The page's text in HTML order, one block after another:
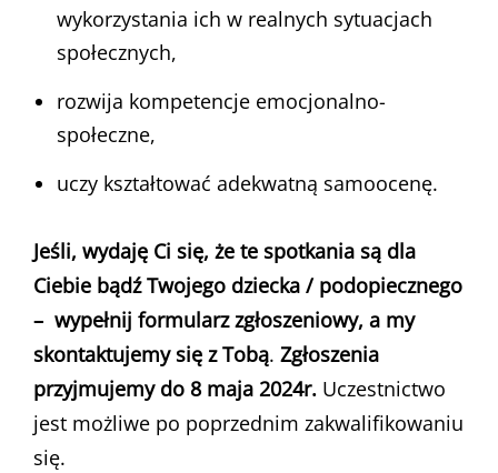
wykorzystania ich w realnych sytuacjach
społecznych,
rozwija kompetencje emocjonalno-
społeczne,
uczy kształtować adekwatną samoocenę.
Jeśli, wydaję Ci się, że te spotkania są dla
Ciebie bądź Twojego dziecka / podopiecznego
– wypełnij formularz zgłoszeniowy, a my
skontaktujemy się z Tobą. Zgłoszenia
przyjmujemy do 8 maja 2024r. Uczestnictwo
jest możliwe po poprzednim zakwalifikowaniu
się.